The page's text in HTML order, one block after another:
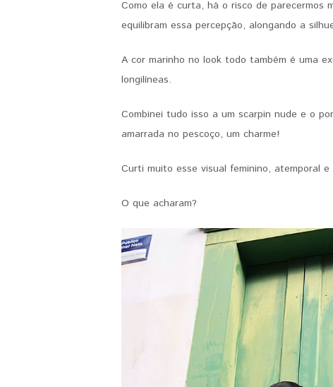
Como ela é curta, há o risco de parecermos
equilibram essa percepção, alongando a
A cor marinho no look todo também é uma
longilíneas.
Combinei tudo isso a um scarpin nude e o
amarrada no pescoço, um charme!
Curti muito esse visual feminino, atemporal e
O que acharam?